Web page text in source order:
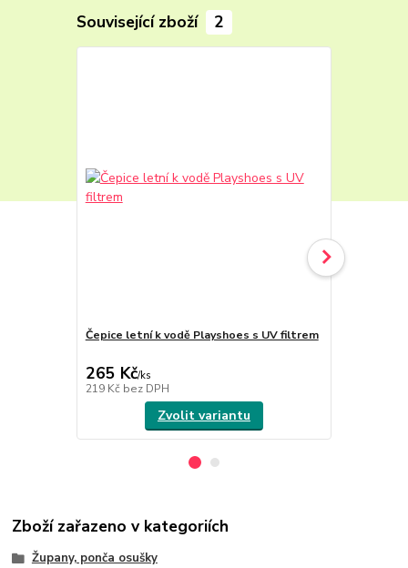
Související zboží 2
Čepice letní k vodě Playshoes s UV filtrem
265 Kč/ks
219 Kč bez DPH
Zvolit variantu
Zboží zařazeno v kategoriích
Župany, ponča osušky